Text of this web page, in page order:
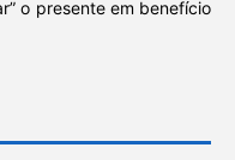
o presente em benefício